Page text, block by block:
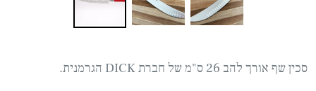
סכין שף אורך להב 26 ס"מ של חברת DICK הגרמנית.